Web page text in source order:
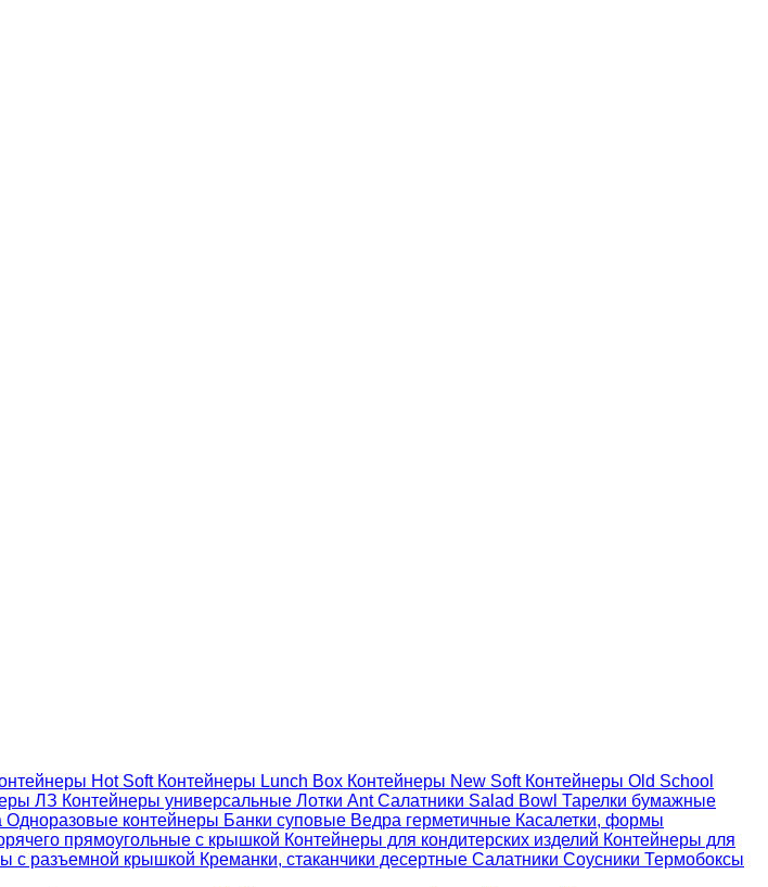
Hot Soft Контейнеры Lunch Box Контейнеры New Soft Контейнеры Old School
ЛЗ Контейнеры универсальные Лотки AntСалатники Salad Bowl Тарелки бумажные
Одноразовые контейнеры Банки суповые Ведра герметичные Касалетки, формы
прямоугольные с крышкой Контейнеры для кондитерских изделий Контейнеры для
с разъемной крышкой Креманки, стаканчики десертные Салатники Соусники Термобоксы